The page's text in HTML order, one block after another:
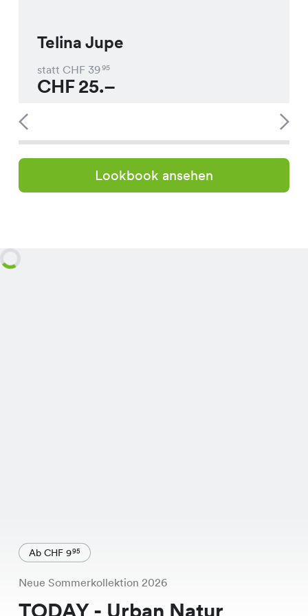
Telina Jupe
statt CHF 3995
CHF25.–
Lookbook ansehen
Ab CHF 995
Neue Sommerkollektion 2026
TODAY - Urban Natur